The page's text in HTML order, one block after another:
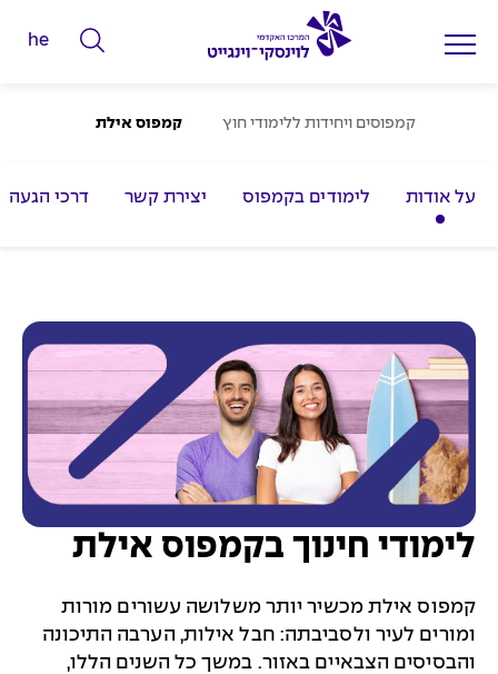
ה
ל
ל
פ
he
ב
קמפוסים ויחידות ללימודי חוץ קמפוס אילת
על אודות לימודים בקמפוס יצירת קשר דרכי הגעה
לימודי חינוך בקמפוס אילת
קמפוס אילת מכשיר יותר משלושה עשורים מורות
ומורים לעיר ולסביבתה: חבל אילות, הערבה התיכונה
והבסיסים הצבאיים באזור. במשך כל השנים הללו,